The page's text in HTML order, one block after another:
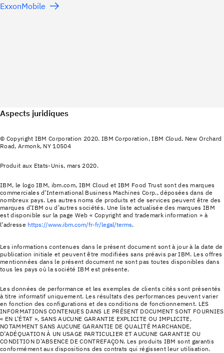
ExxonMobile
Aspects juridiques
© Copyright IBM Corporation 2020. IBM Corporation, IBM Cloud, New Orchard
Road, Armonk, NY 10504
Produit aux Etats-Unis, mars 2020.
IBM, le logo IBM, ibm.com, IBM Cloud et IBM Food Trust sont des marques
commerciales d’International Business Machines Corp., déposées dans de
nombreux pays. Les autres noms de produits et de services peuvent être des
marques d’IBM ou d’autres sociétés. Une liste actualisée des marques IBM
est disponible sur la page Web « Copyright and trademark information » à
l’adresse https://www.ibm.com/fr-fr/legal/terms.
Les informations contenues dans le présent document sont à jour à la date de
publication initiale et peuvent être modifiées sans préavis par IBM. Les offres
mentionnées dans le présent document ne sont pas toutes disponibles dans
tous les pays où la société IBM est présente.
Les données de performance et les exemples de clients cités sont présentés
à titre informatif uniquement. Les résultats des performances peuvent varier
en fonction des configurations et des conditions de fonctionnement. LES
INFORMATIONS CONTENUES DANS LE PRÉSENT DOCUMENT SONT FOURNIES
« EN L’ÉTAT », SANS AUCUNE GARANTIE EXPLICITE OU IMPLICITE,
NOTAMMENT SANS AUCUNE GARANTIE DE QUALITÉ MARCHANDE,
D’ADÉQUATION À UN USAGE PARTICULIER ET AUCUNE GARANTIE OU
CONDITION D’ABSENCE DE CONTREFAÇON. Les produits IBM sont garantis
conformément aux dispositions des contrats qui régissent leur utilisation.